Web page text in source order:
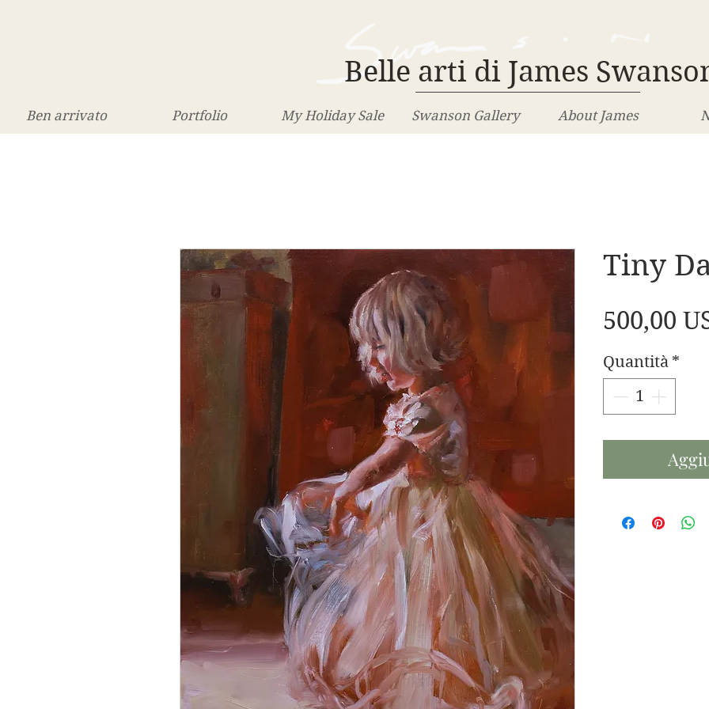
Belle arti di James
Ben arrivato Portfolio My Holiday Sale Swanson Gallery About James
Tiny
500,00
Quantità *